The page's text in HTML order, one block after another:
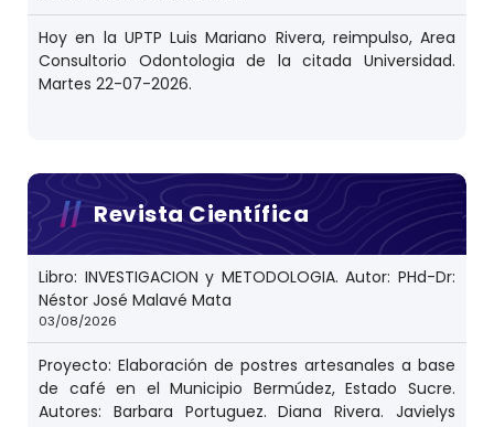
Hoy en la UPTP Luis Mariano Rivera, reimpulso, Area
Consultorio Odontologia de la citada Universidad.
Martes 22-07-2026.
Revista Científica
Libro: INVESTIGACION y METODOLOGIA. Autor: PHd-Dr:
Néstor José Malavé Mata
03/08/2026
Proyecto: Elaboración de postres artesanales a base
de café en el Municipio Bermúdez, Estado Sucre.
Autores: Barbara Portuguez. Diana Rivera. Javielys